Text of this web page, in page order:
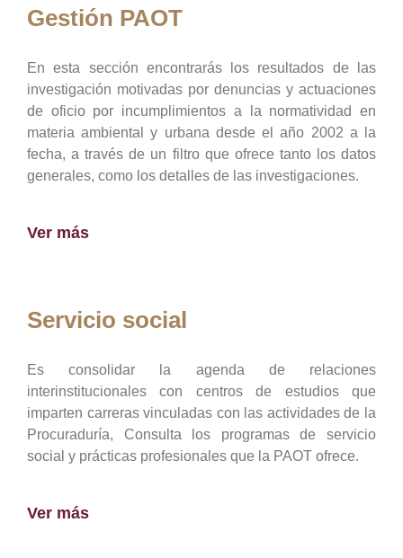
Gestión PAOT
En esta sección encontrarás los resultados de las
investigación motivadas por denuncias y actuaciones
de oficio por incumplimientos a la normatividad en
materia ambiental y urbana desde el año 2002 a la
fecha, a través de un filtro que ofrece tanto los datos
generales, como los detalles de las investigaciones.
Ver más
Servicio social
Es consolidar la agenda de relaciones
interinstitucionales con centros de estudios que
imparten carreras vinculadas con las actividades de la
Procuraduría, Consulta los programas de servicio
social y prácticas profesionales que la PAOT ofrece.
Ver más